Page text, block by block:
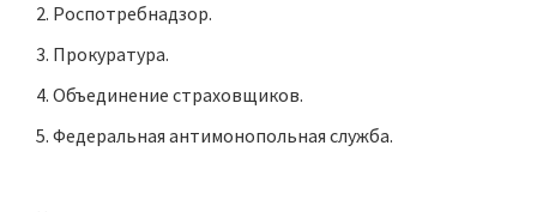
Роспотребнадзор.
Прокуратура.
Объединение страховщиков.
Федеральная антимонопольная служба.